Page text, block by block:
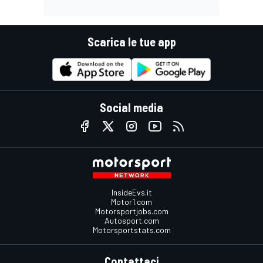
Scarica le tue app
Social media
InsideEvs.it
Motor1.com
Motorsportjobs.com
Autosport.com
Motorsportstats.com